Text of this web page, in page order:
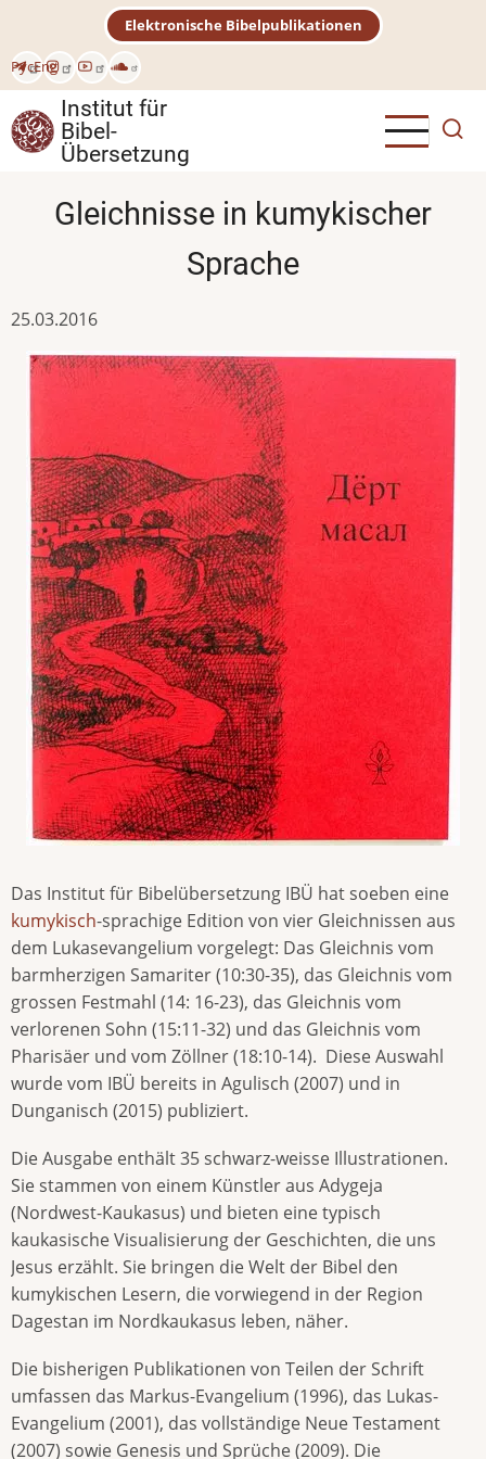
Inhalt
РусEng
Elektronische Bibelpublikationen
Institut für
Bibel-
Übersetzung
Gleichnisse in kumykischer
Sprache
25.03.2016
Das Institut für Bibelübersetzung IBÜ hat soeben eine
kumykisch-sprachige Edition von vier Gleichnissen aus
dem Lukasevangelium vorgelegt: Das Gleichnis vom
barmherzigen Samariter (10:30-35), das Gleichnis vom
grossen Festmahl (14: 16-23), das Gleichnis vom
verlorenen Sohn (15:11-32) und das Gleichnis vom
Pharisäer und vom Zöllner (18:10-14). Diese Auswahl
wurde vom IBÜ bereits in Agulisch (2007) und in
Dunganisch (2015) publiziert.
Die Ausgabe enthält 35 schwarz-weisse Illustrationen.
Sie stammen von einem Künstler aus Adygeja
(Nordwest-Kaukasus) und bieten eine typisch
kaukasische Visualisierung der Geschichten, die uns
Jesus erzählt. Sie bringen die Welt der Bibel den
kumykischen Lesern, die vorwiegend in der Region
Dagestan im Nordkaukasus leben, näher.
Die bisherigen Publikationen von Teilen der Schrift
umfassen das Markus-Evangelium (1996), das Lukas-
Evangelium (2001), das vollständige Neue Testament
(2007) sowie Genesis und Sprüche (2009). Die